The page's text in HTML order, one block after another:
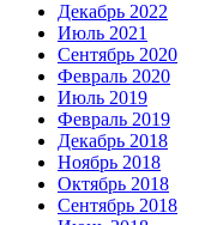
Декабрь 2022
Июль 2021
Сентябрь 2020
Февраль 2020
Июль 2019
Февраль 2019
Декабрь 2018
Ноябрь 2018
Октябрь 2018
Сентябрь 2018